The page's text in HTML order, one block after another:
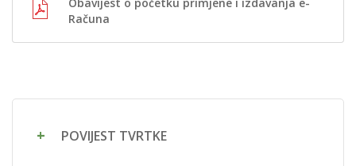
Računa
POVIJEST TVRTKE